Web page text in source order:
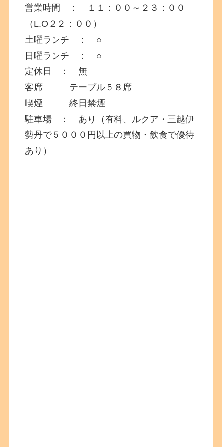
営業時間 ： １１：００～２３：００
（L.O２２：００）
土曜ランチ ： ○
日曜ランチ ： ○
定休日 ： 無
客席 ： テーブル５８席
喫煙 ： 終日禁煙
駐車場 ： あり（有料、ルクア・三越伊
勢丹で５０００円以上の買物・飲食で優待
あり）